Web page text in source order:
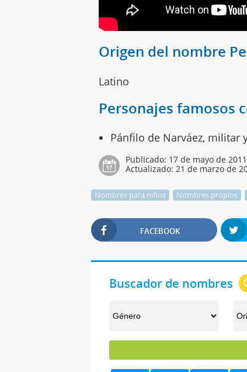
Origen del nombre
Latino
Personajes famosos
Pánfilo de Narváez, militar
Publicado: 17 de mayo de 2011
Actualizado: 21 de marzo de
Nombres para niños Nombres propios
FACEBOOK
Buscador de nombres